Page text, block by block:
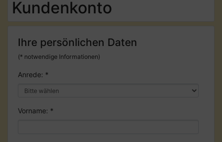
Kundenkonto
Ihre persönlichen Daten
(* notwendige Informationen)
Anrede: *
Vorname: *